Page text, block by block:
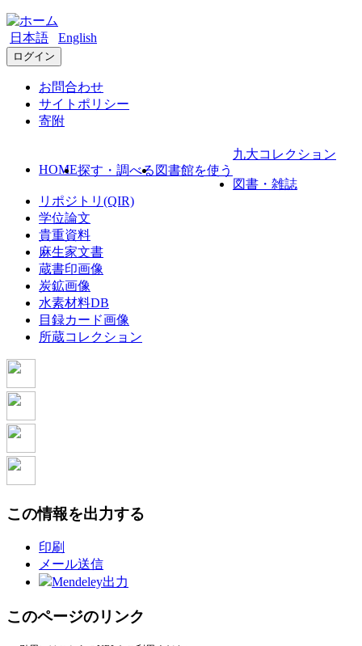
日本語 English
ログイン
お問合わせ
サイトポリシー
寄附
HOME探す・調べる 図書館を使う
九大コレクション
図書・雑誌
リポジトリ(QIR)
学位論文
貴重資料
麻生家文書
蔵書印画像
炭鉱画像
水素材料DB
目録カード画像
所蔵コレクション
この情報を出力する
印刷
メール送信
Mendeley出力
このページのリンク